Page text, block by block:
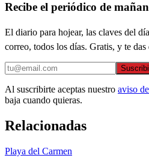
Recibe el periódico de
El diario para hojear, las claves del
correo, todos los días. Gratis, y te
Al suscribirte aceptas nuestro aviso
baja cuando quieras.
Relacionadas
Playa del Carmen